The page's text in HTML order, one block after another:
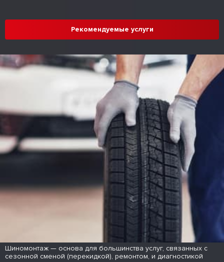
Рекомендуемые услуги
Шиномонтаж — основа для большинства услуг, связанных с
сезонной сменой (перекидкой), ремонтом, и диагностикой